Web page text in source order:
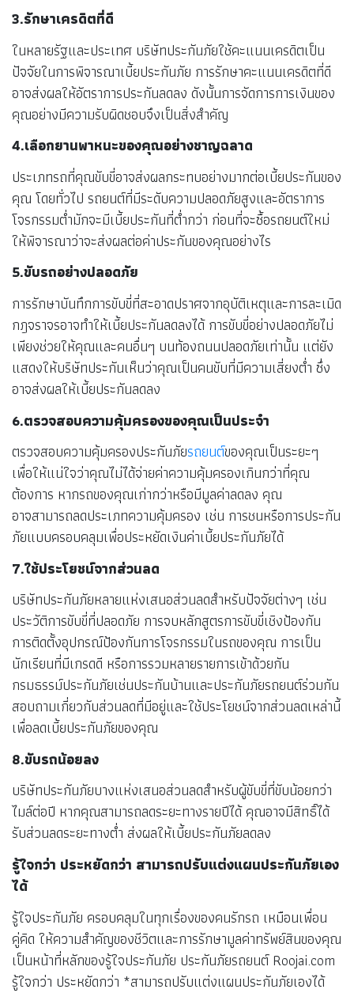
3.รักษาเครดิตที่ดี
ในหลายรัฐและประเทศ บริษัทประกันภัยใช้คะแนนเครดิตเป็น
ปัจจัยในการพิจารณาเบี้ยประกันภัย การรักษาคะแนนเครดิตที่ดี
อาจส่งผลให้อัตราการประกันลดลง ดังนั้นการจัดการการเงินของ
คุณอย่างมีความรับผิดชอบจึงเป็นสิ่งสำคัญ
4.เลือกยานพาหนะของคุณอย่างชาญฉลาด
ประเภทรถที่คุณขับขี่อาจส่งผลกระทบอย่างมากต่อเบี้ยประกันของ
คุณ โดยทั่วไป รถยนต์ที่มีระดับความปลอดภัยสูงและอัตราการ
โจรกรรมต่ำมักจะมีเบี้ยประกันที่ต่ำกว่า ก่อนที่จะซื้อรถยนต์ใหม่
ให้พิจารณาว่าจะส่งผลต่อค่าประกันของคุณอย่างไร
5.ขับรถอย่างปลอดภัย
การรักษาบันทึกการขับขี่ที่สะอาดปราศจากอุบัติเหตุและการละเมิด
กฎจราจรอาจทำให้เบี้ยประกันลดลงได้ การขับขี่อย่างปลอดภัยไม่
เพียงช่วยให้คุณและคนอื่นๆ บนท้องถนนปลอดภัยเท่านั้น แต่ยัง
แสดงให้บริษัทประกันเห็นว่าคุณเป็นคนขับที่มีความเสี่ยงต่ำ ซึ่ง
อาจส่งผลให้เบี้ยประกันลดลง
6.ตรวจสอบความคุ้มครองของคุณเป็นประจำ
ตรวจสอบความคุ้มครองประกันภัยรถยนต์ของคุณเป็นระยะๆ
เพื่อให้แน่ใจว่าคุณไม่ได้จ่ายค่าความคุ้มครองเกินกว่าที่คุณ
ต้องการ หากรถของคุณเก่ากว่าหรือมีมูลค่าลดลง คุณ
อาจสามารถลดประเภทความคุ้มครอง เช่น การชนหรือการประกัน
ภัยแบบครอบคลุมเพื่อประหยัดเงินค่าเบี้ยประกันภัยได้
7.ใช้ประโยชน์จากส่วนลด
บริษัทประกันภัยหลายแห่งเสนอส่วนลดสำหรับปัจจัยต่างๆ เช่น
ประวัติการขับขี่ที่ปลอดภัย การจบหลักสูตรการขับขี่เชิงป้องกัน
การติดตั้งอุปกรณ์ป้องกันการโจรกรรมในรถของคุณ การเป็น
นักเรียนที่มีเกรดดี หรือการรวมหลายรายการเข้าด้วยกัน
กรมธรรม์ประกันภัยเช่นประกันบ้านและประกันภัยรถยนต์ร่วมกัน
สอบถามเกี่ยวกับส่วนลดที่มีอยู่และใช้ประโยชน์จากส่วนลดเหล่านี้
เพื่อลดเบี้ยประกันภัยของคุณ
8.ขับรถน้อยลง
บริษัทประกันภัยบางแห่งเสนอส่วนลดสำหรับผู้ขับขี่ที่ขับน้อยกว่า
ไมล์ต่อปี หากคุณสามารถลดระยะทางรายปีได้ คุณอาจมีสิทธิ์ได้
รับส่วนลดระยะทางต่ำ ส่งผลให้เบี้ยประกันภัยลดลง
รู้ใจกว่า ประหยัดกว่า สามารถปรับแต่งแผนประกันภัยเอง
ได้
รู้ใจประกันภัย ครอบคลุมในทุกเรื่องของคนรักรถ เหมือนเพื่อน
คู่คิด ให้ความสำคัญของชีวิตและการรักษามูลค่าทรัพย์สินของคุณ
เป็นหน้าที่หลักของรู้ใจประกันภัย ประกันภัยรถยนต์ Roojai.com
รู้ใจกว่า ประหยัดกว่า *สามารถปรับแต่งแผนประกันภัยเองได้